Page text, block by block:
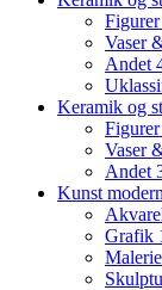
Figurer
Vaser
Andet
Keramik og
Figurer
Vaser
Andet
Kunst
Grafik